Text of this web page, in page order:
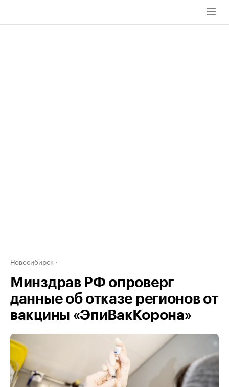
Новосибирск
Минздрав РФ опроверг
данные об отказе регионов от
вакцины «ЭпиВакКорона»